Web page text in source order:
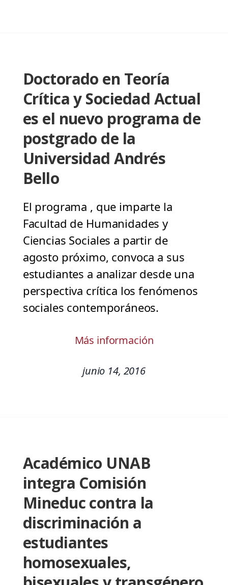
Doctorado en Teoría
Crítica y Sociedad Actual
es el nuevo programa de
postgrado de la
Universidad Andrés
Bello
El programa , que imparte la
Facultad de Humanidades y
Ciencias Sociales a partir de
agosto próximo, convoca a sus
estudiantes a analizar desde una
perspectiva crítica los fenómenos
sociales contemporáneos.
Más información
junio 14, 2016
Académico UNAB
integra Comisión
Mineduc contra la
discriminación a
estudiantes
homosexuales,